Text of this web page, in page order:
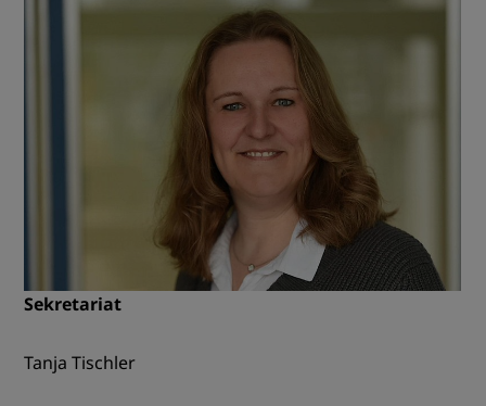
Sekretariat
Tanja Tischler